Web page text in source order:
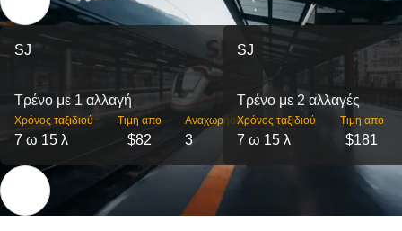
SJ
Τρένο με 1 αλλαγή
Χρόνος ταξιδιού
7 ω 15 λ
Τιμη απο
$82
Αναχωρήσεις
3
SJ
Τρένο με 2 αλλαγές
Χρόνος ταξιδιού
7 ω 15 λ
Τιμη απο
$181